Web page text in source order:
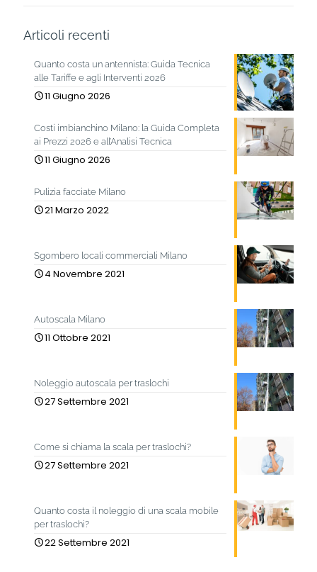
Articoli recenti
Quanto costa un antennista: Guida Tecnica
alle Tariffe e agli Interventi 2026
11 Giugno 2026
Costi imbianchino Milano: la Guida Completa
ai Prezzi 2026 e all’Analisi Tecnica
11 Giugno 2026
Pulizia facciate Milano
21 Marzo 2022
Sgombero locali commerciali Milano
4 Novembre 2021
Autoscala Milano
11 Ottobre 2021
Noleggio autoscala per traslochi
27 Settembre 2021
Come si chiama la scala per traslochi?
27 Settembre 2021
Quanto costa il noleggio di una scala mobile
per traslochi?
22 Settembre 2021